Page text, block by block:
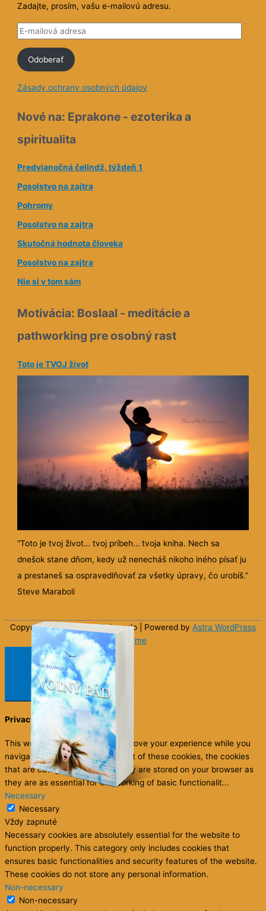
Zadajte, prosím, vašu e-mailovú adresu.
E
m
i
v
a
d
r
e
s
Odoberať
Zásady ochrany osobných údajov
Nové na: Eprakone - ezoterika a
spiritualita
Predvianočná čelindž, týždeň 1
Posolstvo na zajtra
Pohromy
Posolstvo na zajtra
Skutočná hodnota človeka
Posolstvo na zajtra
Nie si v tom sám
Motivácia: Boslaal - meditácie a
pathworking pre osobný rast
Toto je TVOJ život
“Toto je tvoj život… tvoj príbeh… tvoja kniha. Nech sa
dnešok stane dňom, kedy už nenecháš nikoho iného písať ju
a prestaneš sa ospravedlňovať za všetky úpravy, čo urobíš.”
Steve Maraboli
Copyright © 2026 SunBelangelo | Powered by Astra WordPress
Theme
Close
Privacy Overview
This website uses cookies to improve your experience while you
navigate through the website. Out of these cookies, the cookies
that are categorized as necessary are stored on your browser as
they are as essential for the working of basic functionalit...
Necessary
Necessary
Vždy zapnuté
Necessary cookies are absolutely essential for the website to
function properly. This category only includes cookies that
ensures basic functionalities and security features of the website.
These cookies do not store any personal information.
Non-necessary
Non-necessary